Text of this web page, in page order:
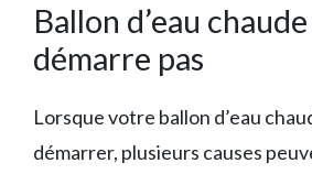
Ballon d’eau
démarre pas
Lorsque votre ballon d’eau
démarrer, plusieurs causes